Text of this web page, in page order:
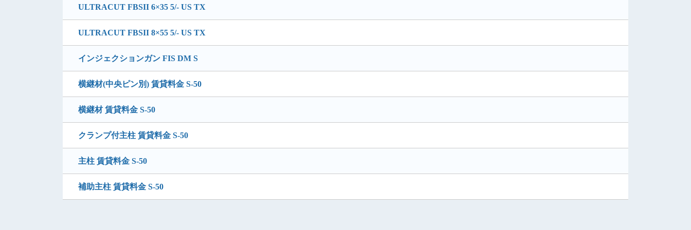
ULTRACUT FBSII 6×35 5/- US TX
ULTRACUT FBSII 8×55 5/- US TX
インジェクションガン FIS DM S
横継材(中央ピン別) 賃貸料金 S-50
横継材 賃貸料金 S-50
クランプ付主柱 賃貸料金 S-50
主柱 賃貸料金 S-50
補助主柱 賃貸料金 S-50